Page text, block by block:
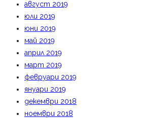
август 2019
юли 2019
юни 2019
май 2019
април 2019
март 2019
февруари 2019
януари 2019
декември 2018
ноември 2018